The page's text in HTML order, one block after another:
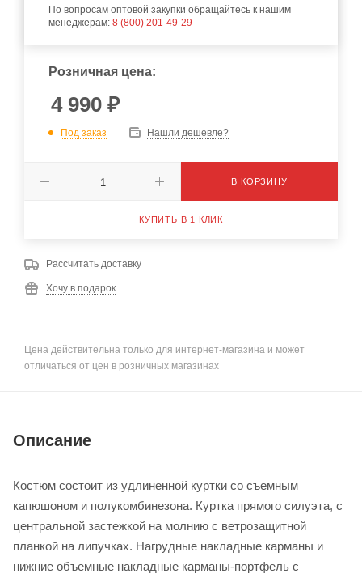
По вопросам оптовой закупки обращайтесь к нашим
менеджерам: 8 (800) 201-49-29
Розничная цена:
4 990 ₽
Под заказ Нашли дешевле?
В КОРЗИНУ
КУПИТЬ В 1 КЛИК
Рассчитать доставку
Хочу в подарок
Цена действительна только для интернет-магазина и может
отличаться от цен в розничных магазинах
Описание
Костюм состоит из удлиненной куртки со съемным
капюшоном и полукомбинезона. Куртка прямого силуэта, с
центральной застежкой на молнию с ветрозащитной
планкой на липучках. Нагрудные накладные карманы и
нижние объемные накладные карманы-портфель с